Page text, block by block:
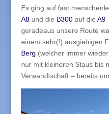
Es ging auf fast
A8und die B300auf die A9
geradeaus unsere Route
einem sehr(!) ausgiebigen
Berg (welcher immer
nur mit kleineren Staus bis
Verwandtschaft – bereits